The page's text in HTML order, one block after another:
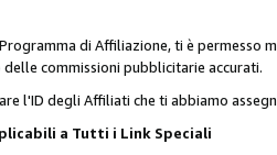
di Affiliazione, ti è permesso
commissioni pubblicitarie accurati.
l'ID degli Affiliati che ti abbiamo
a Tutti i Link Speciali